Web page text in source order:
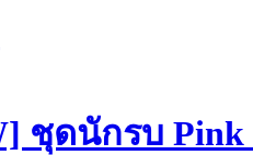
ชุดนักรบ